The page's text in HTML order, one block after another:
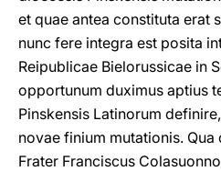
et quae antea constituta erat
nunc fere integra est posita
Reipublicae Bielorussicae in
opportunum duximus aptius
Pinskensis Latinorum
novae finium mutationis. Qua
Frater Franciscus